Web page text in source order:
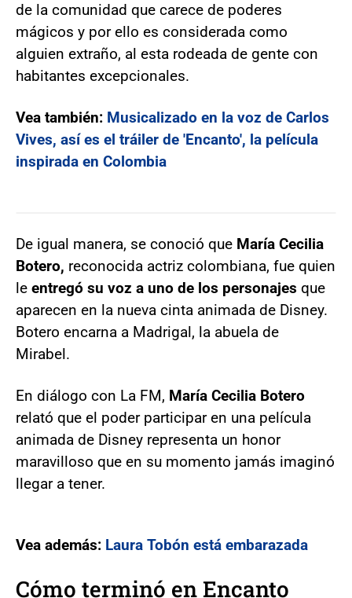
de la comunidad que carece de poderes
mágicos y por ello es considerada como
alguien extraño, al esta rodeada de gente con
habitantes excepcionales.
Vea también: Musicalizado en la voz de Carlos
Vives, así es el tráiler de 'Encanto', la película
inspirada en Colombia
De igual manera, se conoció que María Cecilia
Botero, reconocida actriz colombiana, fue quien
le entregó su voz a uno de los personajes que
aparecen en la nueva cinta animada de Disney.
Botero encarna a Madrigal, la abuela de
Mirabel.
En diálogo con La FM, María Cecilia Botero
relató que el poder participar en una película
animada de Disney representa un honor
maravilloso que en su momento jamás imaginó
llegar a tener.
Vea además: Laura Tobón está embarazada
Cómo terminó en Encanto